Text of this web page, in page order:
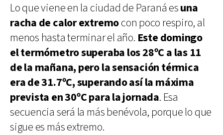
Lo que viene en la ciudad de Paraná esuna
racha de calor extremocon poco respiro, al
menos hasta terminar el año. Este domingo
el termómetro superaba los 28ºC a las 11
de la mañana, pero la sensación térmica
era de 31.7ºC, superando así la máxima
prevista en 30ºC para la jornada. Esa
secuencia será la más benévola, porque lo que
sigue es más extremo.